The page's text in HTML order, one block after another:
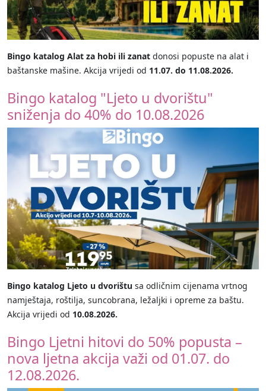
Bingo katalog Alat za hobi ili zanat donosi popuste na alat i
baštanske mašine. Akcija vrijedi od 11.07. do 11.08.2026.
Bingo katalog "Ljeto u dvorištu"
sniženja do 40% do 10.08.2026
Bingo katalog Ljeto u dvorištu sa odličnim cijenama vrtnog
namještaja, roštilja, suncobrana, ležaljki i opreme za baštu.
Akcija vrijedi od 10.08.2026.
Bingo Ljetni hitovi do 50% popusta –
nova ljetna akcija važi od 01.07. do
12.08.2026.